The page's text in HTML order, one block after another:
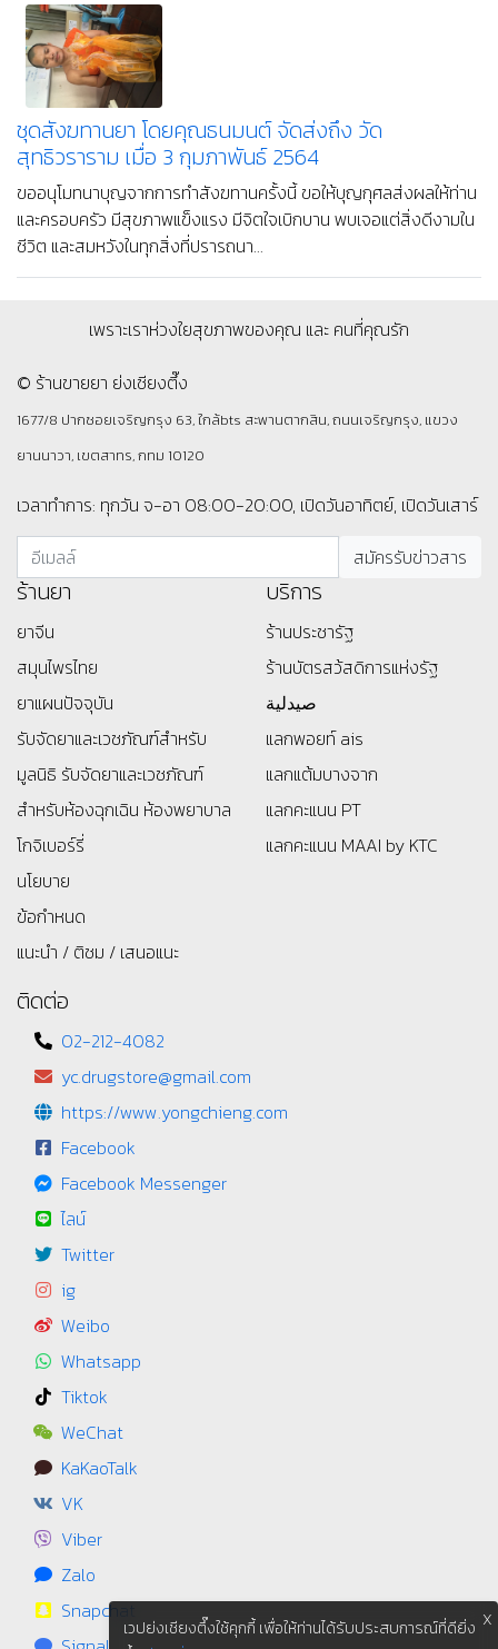
ชุดสังฆทานยา โดยคุณธนมนต์ จัดส่งถึง วัด
สุทธิวราราม เมื่อ 3 กุมภาพันธ์ 2564
ขออนุโมทนาบุญจากการทำสังฆทานครั้งนี้ ขอให้บุญกุศลส่งผลให้ท่าน
และครอบครัว มีสุขภาพแข็งแรง มีจิตใจเบิกบาน พบเจอแต่สิ่งดีงามใน
ชีวิต และสมหวังในทุกสิ่งที่ปรารถนา...
เพราะเราห่วงใยสุขภาพของคุณ และ คนที่คุณรัก
© ร้านขายยา ย่งเชียงตึ๊ง
1677/8 ปากซอยเจริญกรุง 63, ใกล้bts สะพานตากสิน, ถนนเจริญกรุง, แขวง
ยานนาวา, เขตสาทร, กทม 10120
เวลาทำการ: ทุกวัน จ-อา 08:00-20:00, เปิดวันอาทิตย์, เปิดวันเสาร์
ร้านยา
ยาจีน
สมุนไพรไทย
ยาแผนปัจจุบัน
รับจัดยาและเวชภัณฑ์สำหรับ
มูลนิธิ รับจัดยาและเวชภัณฑ์
สำหรับห้องฉุกเฉิน ห้องพยาบาล
โกจิเบอร์รี่
นโยบาย
ข้อกำหนด
แนะนำ / ติชม / เสนอแนะ
บริการ
ร้านประชารัฐ
ร้านบัตรสว้สดิการแห่งรัฐ
صيدلية
แลกพอยท์ ais
แลกแต้มบางจาก
แลกคะแนน PT
แลกคะแนน MAAI by KTC
ติดต่อ
02-212-4082
yc.drugstore@gmail.com
https://www.yongchieng.com
Facebook
Facebook Messenger
ไลน์
Twitter
ig
Weibo
Whatsapp
Tiktok
WeChat
KaKaoTalk
VK
Viber
Zalo
Snapchat
X
เวปย่งเชียงตึ๊งใช้คุกกี้ เพื่อให้ท่านได้รับประสบการณ์ที่ดียิ่ง